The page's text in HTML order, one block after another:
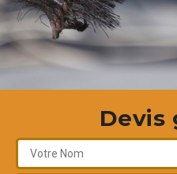
Devis